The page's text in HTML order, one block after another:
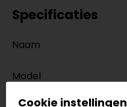
Specificaties
Naam
Model
Cookie instellingen